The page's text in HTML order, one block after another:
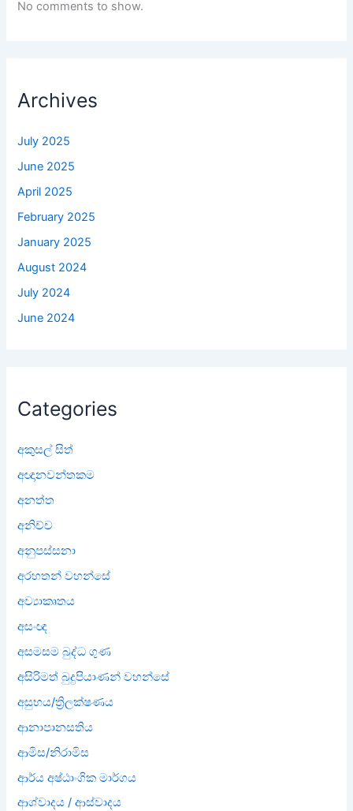
No comments to show.
Archives
July 2025
June 2025
April 2025
February 2025
January 2025
August 2024
July 2024
June 2024
Categories
අකුසල් සිත්
අඥානවන්තකම
අනත්ත
අනිච්ච
අනුපස්සනා
අරහතන් වහන්සේ
අව්‍යාකෘතය
අසංඥ
අසමසම බුද්ධ ගුණ
අසිරිමත් බුදුපියාණන් වහන්සේ
අසුභය/ත්‍රිලක්ෂණය
ආනාපානසතිය
ආමිස/නිරාමිස
ආර්ය අෂ්ඨාංගික මාර්ගය
ආශ්වාදය / ආස්වාදය